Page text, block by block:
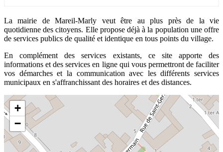
La mairie de Mareil-Marly veut être au plus près de la vie
quotidienne des citoyens. Elle propose déjà à la population une offre
de services publics de qualité et identique en tous points du village.
En complément des services existants, ce site apporte des
informations et des services en ligne qui vous permettront de faciliter
vos démarches et la communication avec les différents services
municipaux en s'affranchissant des horaires et des distances.
+
−